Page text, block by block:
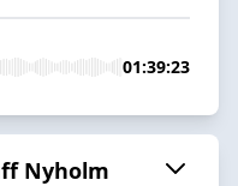
01:39:23
Nyholm